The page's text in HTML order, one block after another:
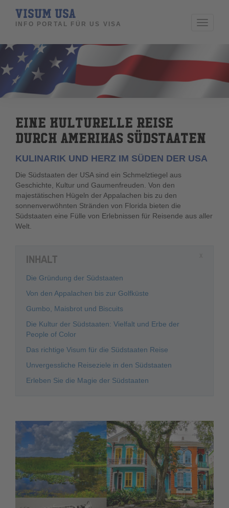
Toggle
VISUM USA
INFO PORTAL FÜR US VISA
EINE KULTURELLE REISE
DURCH AMERIKAS SÜDSTAATEN
KULINARIK UND HERZ IM SÜDEN DER USA
Die Südstaaten der USA sind ein Schmelztiegel aus
Geschichte, Kultur und Gaumenfreuden. Von den
majestätischen Hügeln der Appalachen bis zu den
sonnenverwöhnten Stränden von Florida bieten die
Südstaaten eine Fülle von Erlebnissen für Reisende aus aller
Welt.
INHALT
Die Gründung der Südstaaten
Von den Appalachen bis zur Golfküste
Gumbo, Maisbrot und Biscuits
Die Kultur der Südstaaten: Vielfalt und Erbe der
People of Color
Das richtige Visum für die Südstaaten Reise
Unvergessliche Reiseziele in den Südstaaten
Erleben Sie die Magie der Südstaaten